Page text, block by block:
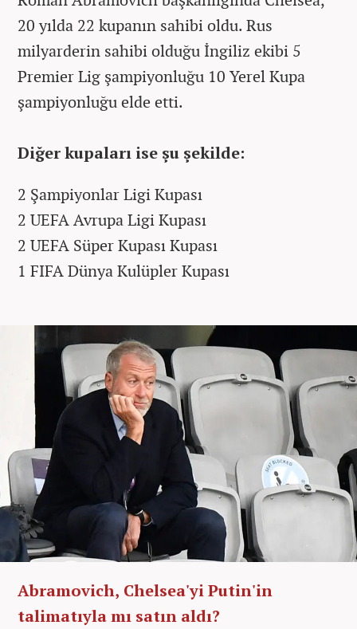
20 yılda 22 kupanın sahibi oldu. Rus
milyarderin sahibi olduğu İngiliz ekibi 5
Premier Lig şampiyonluğu 10 Yerel Kupa
şampiyonluğu elde etti.
Diğer kupaları ise şu şekilde:
2 Şampiyonlar Ligi Kupası
2 UEFA Avrupa Ligi Kupası
2 UEFA Süper Kupası Kupası
1 FIFA Dünya Kulüpler Kupası
Abramovich, Chelsea'yi Putin'in
talimatıyla mı satın aldı?